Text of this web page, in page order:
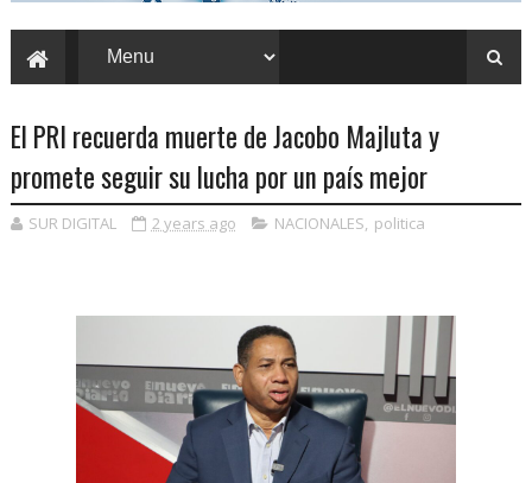
El PRI recuerda muerte de Jacobo Majluta y
promete seguir su lucha por un país mejor
SUR DIGITAL 2 years ago NACIONALES, politica